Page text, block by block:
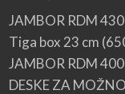
JAMBOR RDM
Tiga box 23 cm
JAMBOR RDM
DESKE ZA